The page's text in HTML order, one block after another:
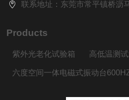
联系地址：东莞市常平镇桥沥
Products
紫外光老化试验箱 高低温测
六度空间一体电磁式振动台